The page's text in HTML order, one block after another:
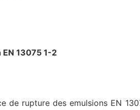
13075 1-2
de rupture des emulsions EN